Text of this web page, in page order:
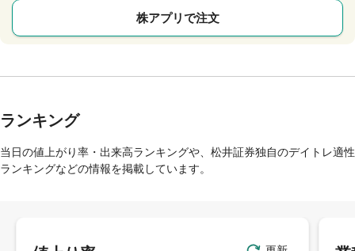
株アプリで注文
ランキング
当日の値上がり率・出来高ランキングや、松井証券独自のデイトレ適性
ランキングなどの情報を掲載しています。